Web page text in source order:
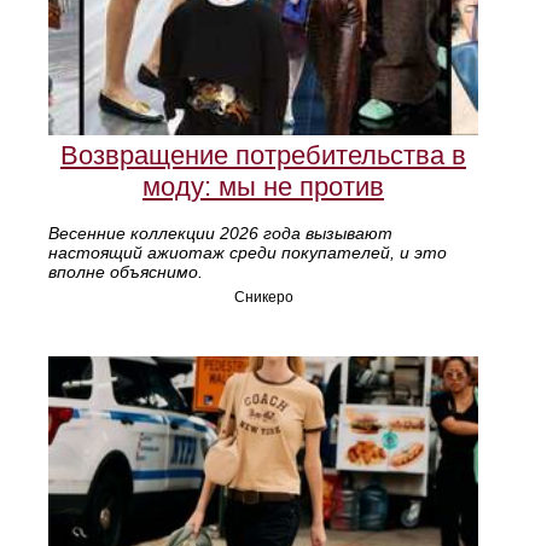
Возвращение потребительства в
моду: мы не против
Весенние коллекции 2026 года вызывают
настоящий ажиотаж среди покупателей, и это
вполне объяснимо.
Сникеро